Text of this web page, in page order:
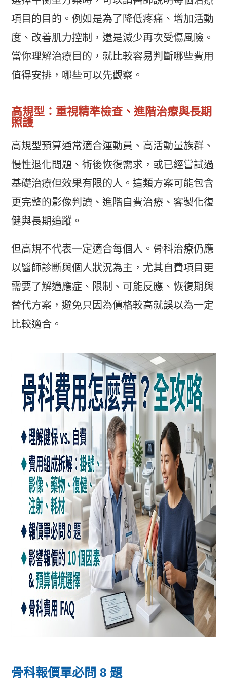
項目的目的。例如是為了降低疼痛、增加活動
度、改善肌力控制，還是減少再次受傷風險。
當你理解治療目的，就比較容易判斷哪些費用
值得安排，哪些可以先觀察。
高規型：重視精準檢查、進階治療與長期
照護
高規型預算通常適合運動員、高活動量族群、
慢性退化問題、術後恢復需求，或已經嘗試過
基礎治療但效果有限的人。這類方案可能包含
更完整的影像判讀、進階自費治療、客製化復
健與長期追蹤。
但高規不代表一定適合每個人。骨科治療仍應
以醫師診斷與個人狀況為主，尤其自費項目更
需要了解適應症、限制、可能反應、恢復期與
替代方案，避免只因為價格較高就誤以為一定
比較適合。
骨科報價單必問 8 題